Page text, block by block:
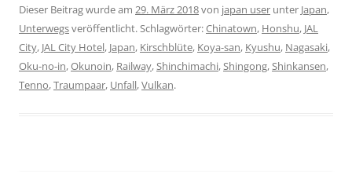
Dieser Beitrag wurde am 29. März 2018von japan user unter Japan,
Unterwegsveröffentlicht. Schlagwörter:Chinatown, Honshu, JAL
City, JAL City Hotel, Japan, Kirschblüte, Koya-san, Kyushu, Nagasaki,
Oku-no-in,Okunoin, Railway,Shinchimachi,Shingong,Shinkansen,
Tenno,Traumpaar, Unfall,Vulkan.